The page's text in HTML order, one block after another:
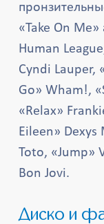
«Take On
Human
Cyndi Lauper,
Go» Wham!,
«Relax»
Eileen»
Toto, «Jump»
Bon Jovi.
Диско и